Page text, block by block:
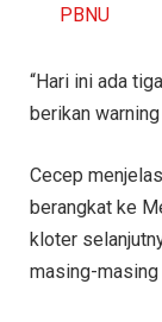
PBNU
“Hari ini ada
berikan
Cecep
berangkat ke
kloter
masing-